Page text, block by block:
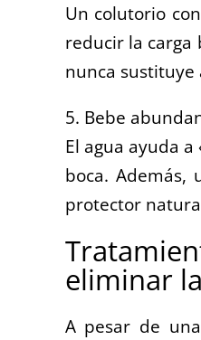
Un colutorio
reducir la carga
nunca sustituye
5. Bebe
El agua ayuda
boca. Además,
protector
eliminar
A pesar de